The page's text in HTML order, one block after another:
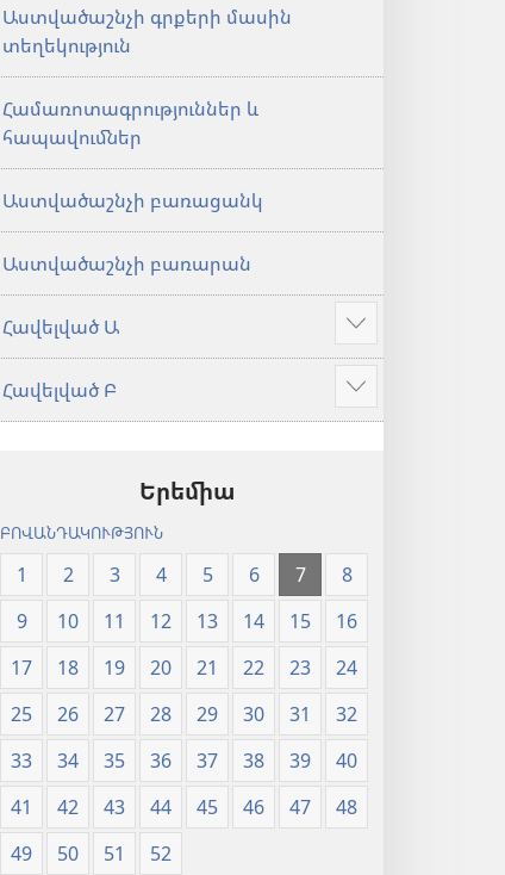
Աստվածաշնչի գրքերի մասին
տեղեկություն
Համառոտագրություններ և
հապավումներ
Աստվածաշնչի բառացանկ
Աստվածաշնչի բառարան
Հավելված Ա
Ցույց
տալ
ավելին
Հավելված Բ
Ցույց
տալ
Երեմիա
ԲՈՎԱՆԴԱԿՈՒԹՅՈՒՆ
1 2 3 4 5 6 7
8
9
10 11 12 13 14 15
16
17
18 19 20 21 22 23
24
25
26 27 28 29 30 31
32
33
34 35 36 37 38 39
40
41
42 43 44 45 46 47
48
49
50 51 52